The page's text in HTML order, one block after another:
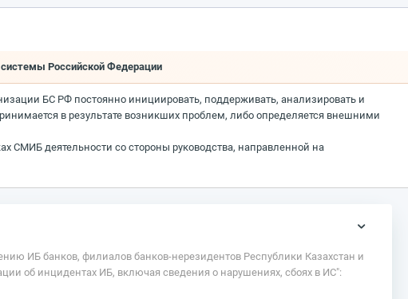
системы Российской Федерации
БС РФ постоянно инициировать, поддерживать, анализировать и
в результате возникших проблем, либо определяется внешними
СМИБ деятельности со стороны руководства, направленной на
ИБ банков, филиалов банков-нерезидентов Республики Казахстан и
об инцидентах ИБ, включая сведения о нарушениях, сбоях в ИС":